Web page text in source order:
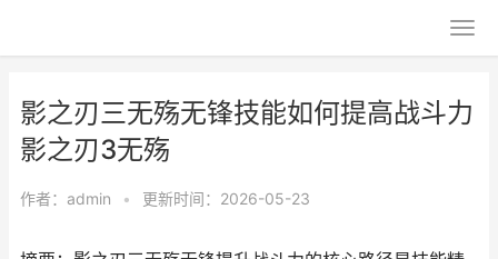
影之刃三无殇无锋技能如何提高战斗力
影之刃3无殇
作者： admin • 更新时间：2026-05-23